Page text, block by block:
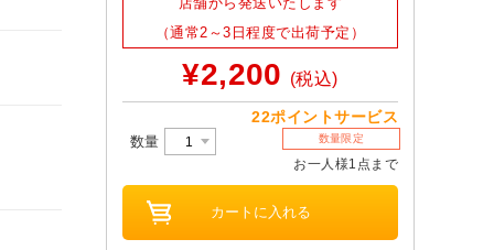
（通常2～3日程度で出荷予定）
¥2,200 (税込)
22ポイントサービス
数量 数量限定
お一人様1点まで